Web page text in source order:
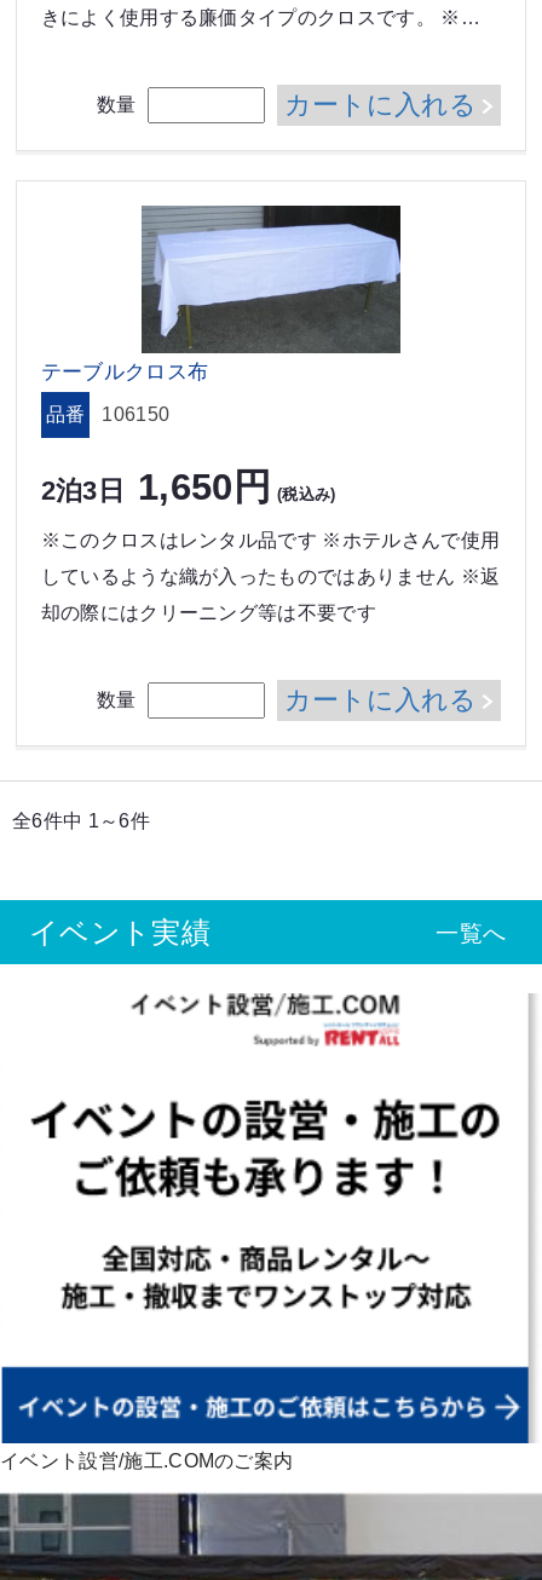
きによく使用する廉価タイプのクロスです。 ※…
数量 カートに入れる
テーブルクロス布
品番 106150
2泊3日 1,650円 (税込み)
※このクロスはレンタル品です ※ホテルさんで使用
しているような織が入ったものではありません ※返
却の際にはクリーニング等は不要です
数量 カートに入れる
全6件中 1～6件
イベント実績 一覧へ
イベント設営/施工.COMのご案内